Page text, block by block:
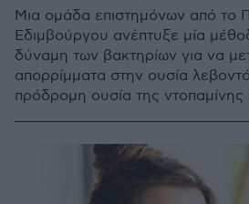
Μια ομάδα επιστημόνων από το
Εδιμβούργου ανέπτυξε μία
δύναμη των βακτηρίων για να
απορρίμματα στην ουσία
πρόδρομη ουσία της ντοπαμίνης